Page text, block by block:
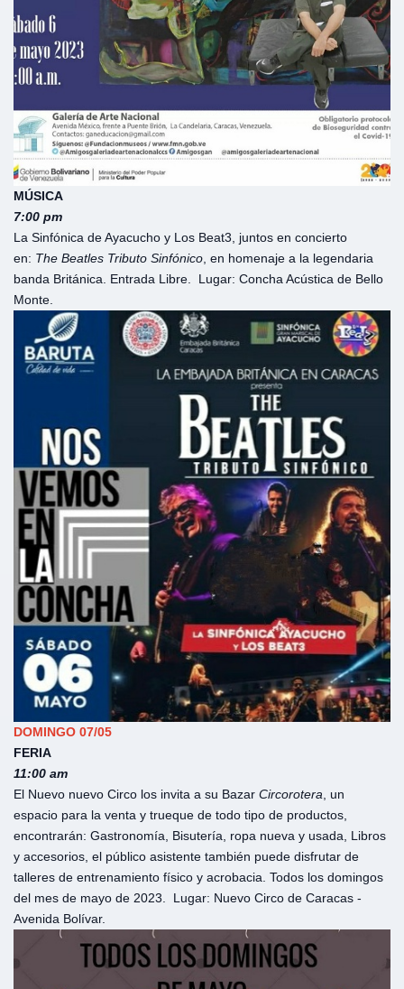
MÚSICA
7:00 pm
La Sinfónica de Ayacucho y Los Beat3, juntos en concierto
en: The Beatles Tributo Sinfónico , en homenaje a la legendaria
banda Británica. Entrada Libre. Lugar: Concha Acústica de Bello
Monte.
DOMINGO 07/05
FERIA
11:00 am
El Nuevo nuevo Circo los invita a su Bazar Circorotera , un
espacio para la venta y trueque de todo tipo de productos,
encontrarán: Gastronomía, Bisutería, ropa nueva y usada, Libros
y accesorios, el público asistente también puede disfrutar de
talleres de entrenamiento físico y acrobacia. Todos los domingos
del mes de mayo de 2023. Lugar: Nuevo Circo de Caracas -
Avenida Bolívar.